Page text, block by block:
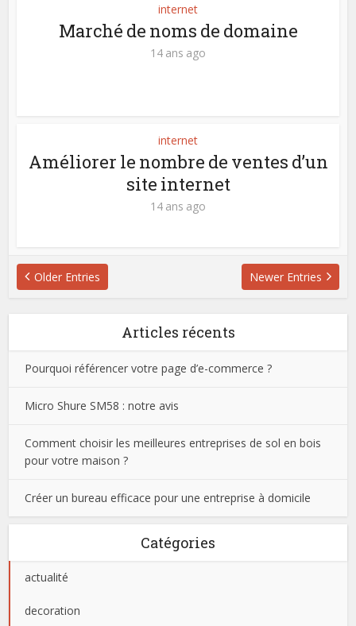
internet
Marché de noms de domaine
14 ans ago
internet
Améliorer le nombre de ventes d’un
site internet
14 ans ago
Newer Entries
Older Entries
Articles récents
Pourquoi référencer votre page d’e-commerce ?
Micro Shure SM58 : notre avis
Comment choisir les meilleures entreprises de sol en bois
pour votre maison ?
Créer un bureau efficace pour une entreprise à domicile
Catégories
actualité
decoration